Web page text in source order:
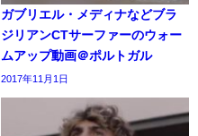
ガブリエル・メディナなどブラ
ジリアンCTサーファーのウォー
ムアップ動画＠ポルトガル
2017年11月1日